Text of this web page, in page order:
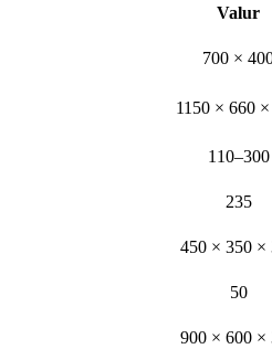
Valur
700 ×
1150 × 660
110–300
235
450 × 350 ×
50
900 × 600 ×